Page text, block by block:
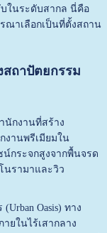
บในระดับสากล นี่คือ
ณาเลือกเป็นที่ตั้งสถาน
ถาปัตยกรรม
กงานที่สร้าง
งานพรีเมียมใน
น์กระจกสูงจากพื้นจรด
นรามาและวิว
Oasis) ทาง
ายในไร้เสากลาง